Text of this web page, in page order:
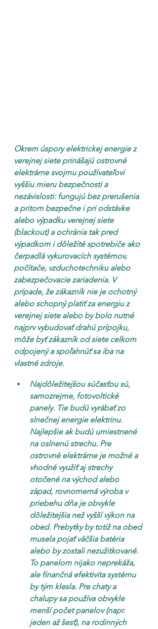
Okrem úspory elektrickej energie z
verejnej siete prinášajú ostrovné
elektrárne svojmu používateľovi
vyššiu mieru bezpečnosti a
nezávislosti: fungujú bez prerušenia
a pritom bezpečne i pri odstávke
alebo výpadku verejnej siete
(blackout) a ochránia tak pred
výpadkom i dôležité spotrebiče ako
čerpadlá vykurovacích systémov,
počítače, vzduchotechniku alebo
zabezpečovacie zariadenia. V
prípade, že zákazník nie je ochotný
alebo schopný platiť za energiu z
verejnej siete alebo by bolo nutné
najprv vybudovať drahú prípojku,
môže byť zákazník od siete celkom
odpojený a spoľahnúť sa iba na
vlastné zdroje.
Najdôležitejšou súčasťou sú,
samozrejme, fotovoltické
panely. Tie budú vyrábať zo
slnečnej energie elektrinu.
Najlepšie ak budú umiestnené
na oslnenú strechu. Pre
ostrovné elektrárne je možné a
vhodné využiť aj strechy
otočené na východ alebo
západ, rovnomerná výroba v
priebehu dňa je obvykle
dôležitejšia než vyšší výkon na
obed. Prebytky by totiž na obed
musela pojať väčšia batéria
alebo by zostali nezužitkované.
To panelom nijako neprekáža,
ale finančná efektivita systému
by tým klesla. Pre chaty a
chalupy sa používa obvykle
menší počet panelov (napr.
jeden až šesť), na rodinných